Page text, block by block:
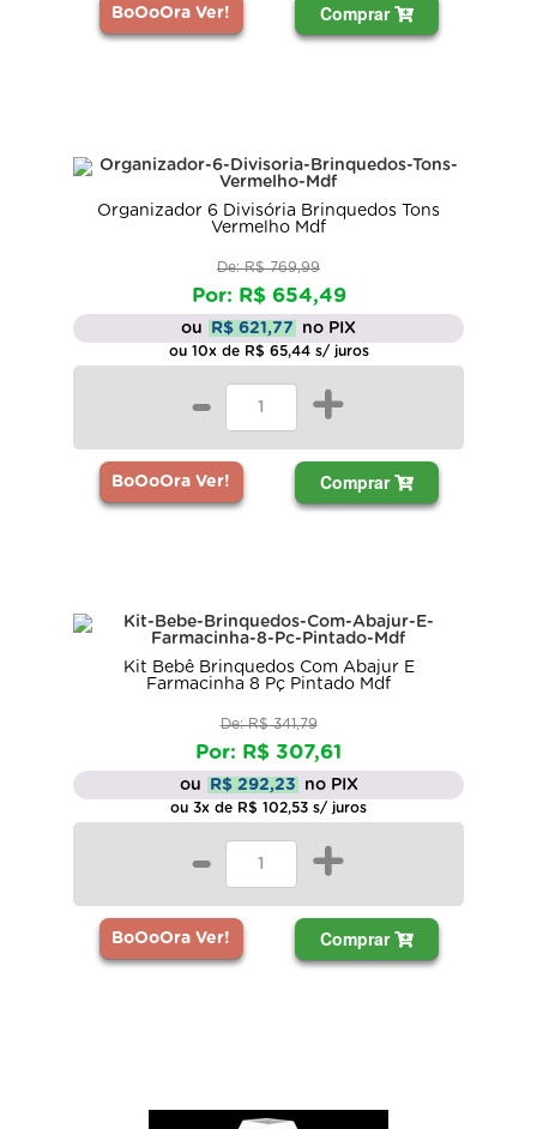
BoOoOra Ver! Comprar
Organizador 6 Divisória Brinquedos Tons
Vermelho Mdf
De: R$ 769,99
Por: R$ 654,49
ou R$ 621,77 no PIX
ou 10x de R$ 65,44 s/ juros
- +
BoOoOra Ver! Comprar
Kit Bebê Brinquedos Com Abajur E
Farmacinha 8 Pç Pintado Mdf
De: R$ 341,79
Por: R$ 307,61
ou R$ 292,23 no PIX
ou 3x de R$ 102,53 s/ juros
- +
BoOoOra Ver! Comprar